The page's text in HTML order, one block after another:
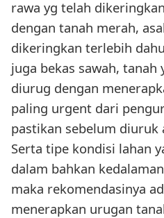
rawa yg telah
dengan tanah merah,
dikeringkan terlebih
juga bekas sawah, tanah
diurug dengan
paling urgent dari
pastikan sebelum diuruk
Serta tipe kondisi lahan
dalam bahkan
maka rekomendasinya
menerapkan urugan